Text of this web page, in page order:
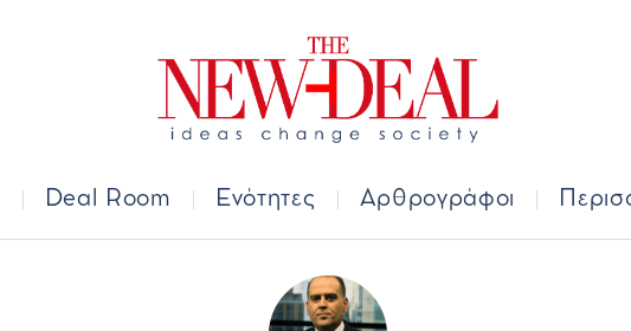
Ενότητες Αρθρογράφοι
Deal Room Ενότητες Αρθρογράφοι